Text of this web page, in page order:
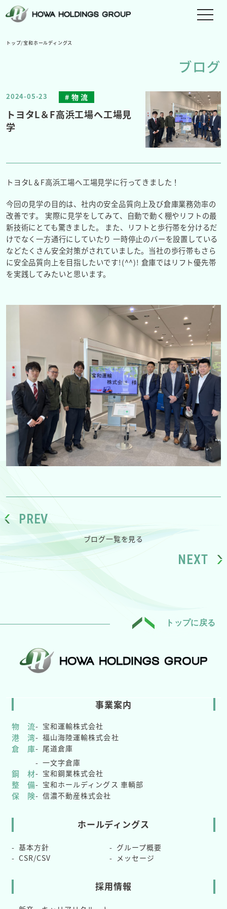
メ
を
切
替
え
る
トップ/宝和ホールディングス
ブログ
2024-05-23 物 流
トヨタL＆F高浜工場へ工場見
学
トヨタL＆F高浜工場へ工場見学に行ってきました！
今回の見学の目的は、社内の安全品質向上及び倉庫業務効率の
改善です。 実際に見学をしてみて、自動で動く棚やリフトの最
新技術にとても驚きました。 また、リフトと歩行帯を分けるだ
けでなく一方通行にしていたり 一時停止のバーを設置している
などたくさん安全対策がされていました。当社の歩行帯もさら
に安全品質向上を目指したいです!(^^)! 倉庫ではリフト優先帯
を実践してみたいと思います。
PREV
ブログ一覧を見る
NEXT
トップに戻る
事業案内
物 流 宝和運輸株式会社
港 湾 福山海陸運輸株式会社
倉 庫
尾道倉庫
一文字倉庫
鋼 材 宝和鋼業株式会社
整 備 宝和ホールディングス 車輌部
保 険 信濃不動産株式会社
ホールディングス
基本方針
グループ概要
CSR/CSV
メッセージ
採用情報